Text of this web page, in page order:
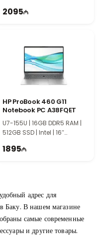
2095
HP ProBook 460 G11
Notebook PC A38FQET
U7-155U | 16GB DDR5 RAM |
512GB SSD | Intel | 16″
1895
адрес для
Баку. В нашем магазине
самые современные
и другие товары.